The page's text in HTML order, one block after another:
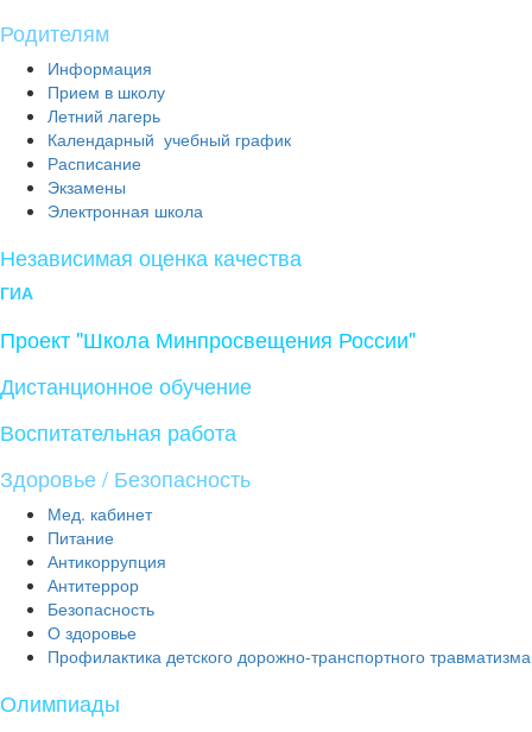
Родителям
Информация
Прием в школу
Летний лагерь
Календарный учебный график
Расписание
Экзамены
Электронная школа
Независимая оценка качества
ГИА
Проект "Школа Минпросвещения России"
Дистанционное обучение
Воспитательная работа
Здоровье / Безопасность
Мед. кабинет
Питание
Антикоррупция
Антитеррор
Безопасность
О здоровье
Профилактика детского дорожно-транспортного травматизма
Олимпиады